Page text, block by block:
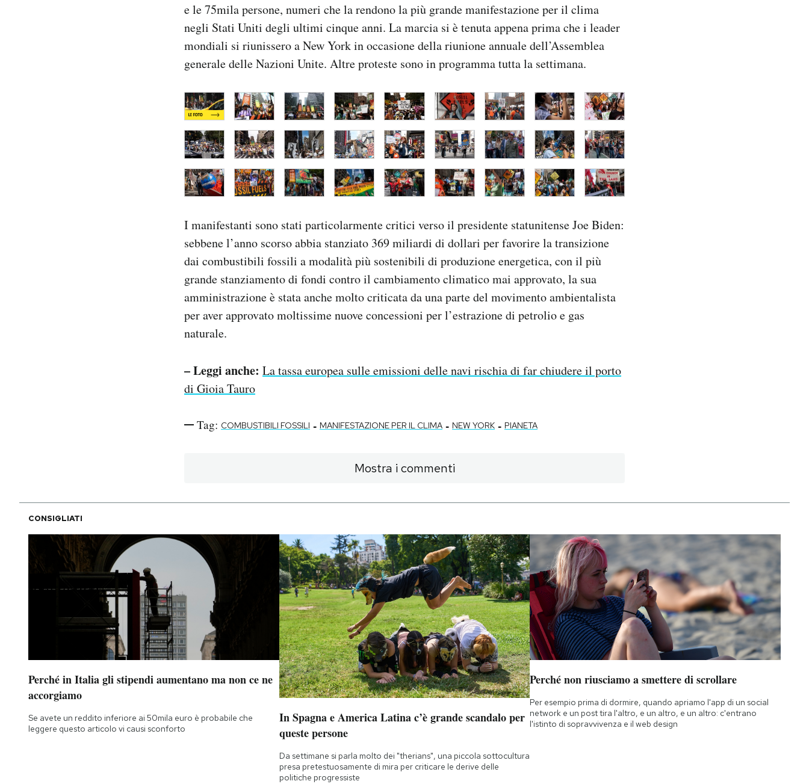
e le 75mila persone, numeri che la rendono la più grande manifestazione per il clima
negli Stati Uniti degli ultimi cinque anni. La marcia si è tenuta appena prima che i leader
mondiali si riunissero a New York in occasione della riunione annuale dell’Assemblea
generale delle Nazioni Unite. Altre proteste sono in programma tutta la settimana.
I manifestanti sono stati particolarmente critici verso il presidente statunitense Joe Biden:
sebbene l’anno scorso abbia stanziato 369 miliardi di dollari per favorire la transizione
dai combustibili fossili a modalità più sostenibili di produzione energetica, con il più
grande stanziamento di fondi contro il cambiamento climatico mai approvato, la sua
amministrazione è stata anche molto criticata da una parte del movimento ambientalista
per aver approvato moltissime nuove concessioni per l’estrazione di petrolio e gas
naturale.
– Leggi anche: La tassa europea sulle emissioni delle navi rischia di far chiudere il porto
di Gioia Tauro
Tag: COMBUSTIBILI FOSSILI - MANIFESTAZIONE PER IL CLIMA - NEW YORK - PIANETA
Mostra i commenti
CONSIGLIATI
Perché in Italia gli stipendi aumentano ma non ce ne
accorgiamo
Se avete un reddito inferiore ai 50mila euro è probabile che
leggere questo articolo vi causi sconforto
In Spagna e America Latina c’è grande scandalo per
queste persone
Da settimane si parla molto dei "therians", una piccola sottocultura
presa pretestuosamente di mira per criticare le derive delle
politiche progressiste
Perché non riusciamo a smettere di scrollare
Per esempio prima di dormire, quando apriamo l'app di un social
network e un post tira l'altro, e un altro, e un altro: c'entrano
l'istinto di sopravvivenza e il web design